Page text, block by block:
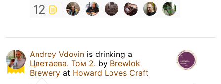
12
Andrey Vdovin is drinking a
Цветаева. Том 2. by Brewlok
Brewery at Howard Loves Craft